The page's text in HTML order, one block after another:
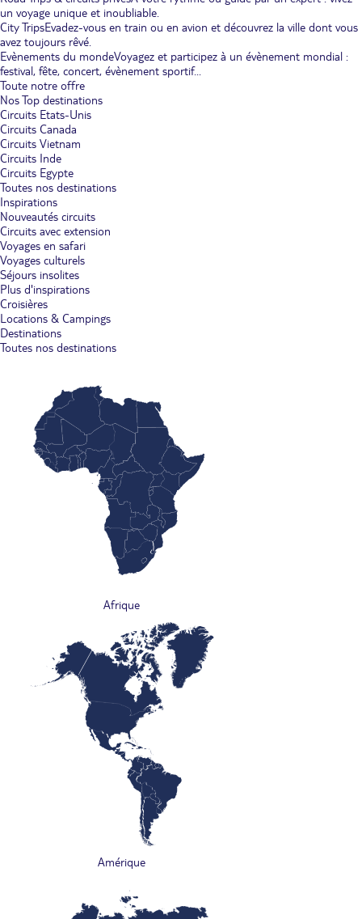
un voyage unique et inoubliable.
City TripsEvadez-vous en train ou en avion et découvrez la ville dont vous
avez toujours rêvé.
Evènements du mondeVoyagez et participez à un évènement mondial :
festival, fête, concert, évènement sportif...
Toute notre offre
Nos Top destinations
Circuits Etats-Unis
Circuits Canada
Circuits Vietnam
Circuits Inde
Circuits Egypte
Toutes nos destinations
Inspirations
Nouveautés circuits
Circuits avec extension
Voyages en safari
Voyages culturels
Séjours insolites
Plus d'inspirations
Croisières
Locations & Campings
Destinations
Toutes nos destinations
Afrique
Amérique